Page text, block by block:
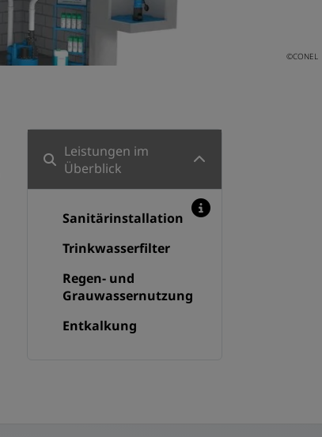
©CONEL
Leistungen im
Überblick
Sanitärinstallation
Trinkwasserfilter
Regen- und
Grauwassernutzung
Entkalkung